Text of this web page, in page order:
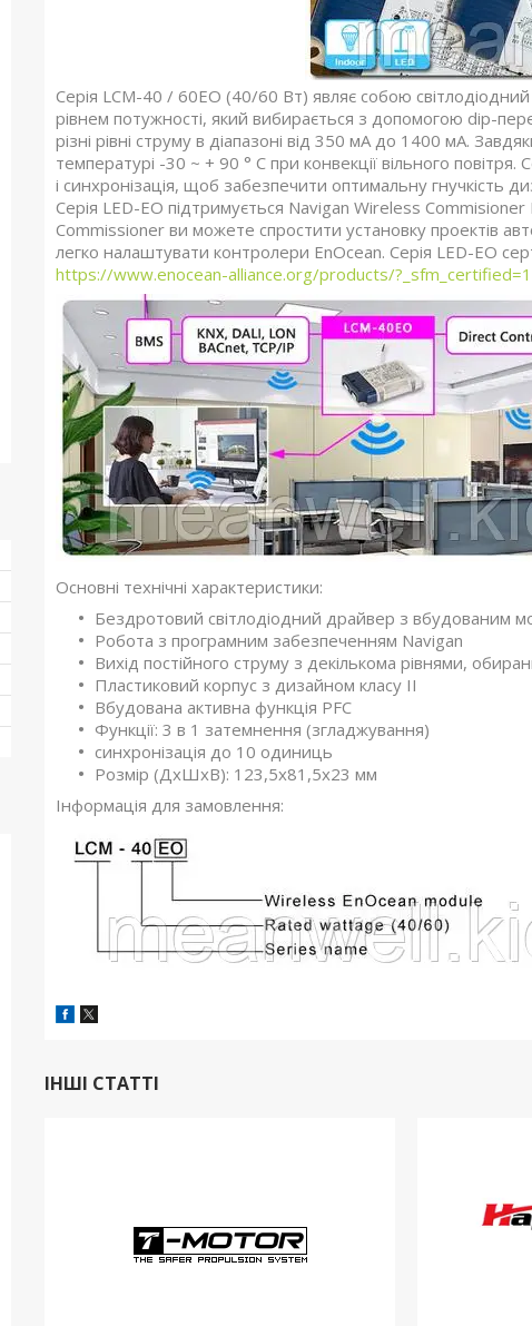
Серія LCM-40 / 60EO (40/60 Вт) являє собою
рівнем потужності, який вибирається з допомогою dip-
різні рівні струму в діапазоні від 350 мА до 1400 мА.
температурі -30 ~ + 90 ° C при конвекції вільного
і синхронізація, щоб забезпечити оптимальну гнучкість
Серія LED-EO підтримується Navigan Wireless
Commissioner ви можете спростити установку проектів
легко налаштувати контролери EnOcean. Серія LED-EO
https://www.enocean-alliance.org/products/
Основні технічні характеристики:
Бездротовий світлодіодний драйвер з вбудованим
Робота з програмним забезпеченням Navigan
Вихід постійного струму з декількома рівнями,
Пластиковий корпус з дизайном класу II
Вбудована активна функція PFC
Функції: 3 в 1 затемнення (згладжування)
синхронізація до 10 одиниць
Розмір (ДхШхВ): 123,5x81,5x23 мм
Інформація для замовлення:
ІНШІ СТАТТІ